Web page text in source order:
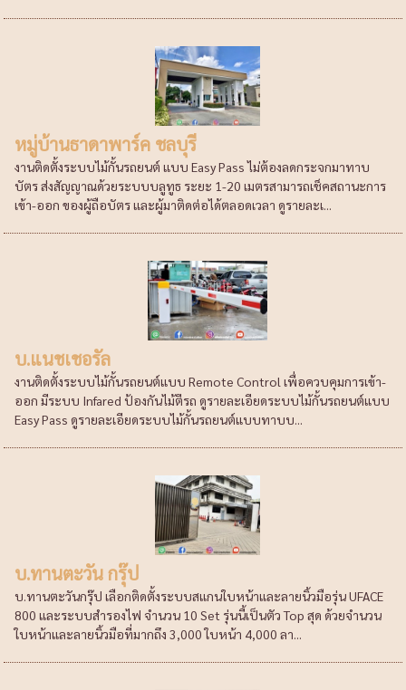
หมู่บ้านธาดาพาร์ค ชลบุรี
งานติดตั้งระบบไม้กั้นรถยนต์ แบบ Easy Pass ไม่ต้องลดกระจกมาทาบ
บัตร ส่งสัญญาณด้วยระบบบลูทูธ ระยะ 1-20 เมตรสามารถเช็คสถานะการ
เข้า-ออก ของผู้ถือบัตร และผู้มาติดต่อได้ตลอดเวลา ดูรายละเ...
บ.แนชเชอรัล
งานติดตั้งระบบไม้กั้นรถยนต์แบบ Remote Control เพื่อควบคุมการเข้า-
ออก มีระบบ Infared ป้องกันไม้ตีรถ ดูรายละเอียดระบบไม้กั้นรถยนต์แบบ
Easy Pass ดูรายละเอียดระบบไม้กั้นรถยนต์แบบทาบบ...
บ.ทานตะวัน กรุ๊ป
บ.ทานตะวันกรุ๊ป เลือกติดตั้งระบบสแกนใบหน้าและลายนิ้วมือรุ่น UFACE
800 และระบบสำรองไฟ จำนวน 10 Set รุ่นนี้เป็นตัว Top สุด ด้วยจำนวน
ใบหน้าและลายนิ้วมือที่มากถึง 3,000 ใบหน้า 4,000 ลา...